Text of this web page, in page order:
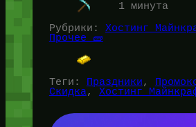
1 минута
Рубрики: Хостинг
Прочее 🧱
Теги: Праздники,
Скидка, Хостинг